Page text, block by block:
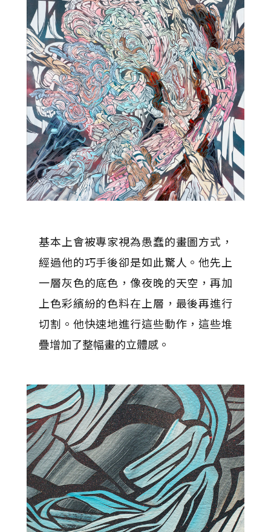
基本上會被專家視為愚蠢的畫圖方式，
經過他的巧手後卻是如此驚人。他先上
一層灰色的底色，像夜晚的天空，再加
上色彩繽紛的色料在上層，最後再進行
切割。他快速地進行這些動作，這些堆
疊增加了整幅畫的立體感。